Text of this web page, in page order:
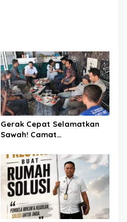
Gerak Cepat Selamatkan
Sawah! Camat
Kementerian Bahas Solusi
Debit Air Irigasi Watang
Sawitto Menulis